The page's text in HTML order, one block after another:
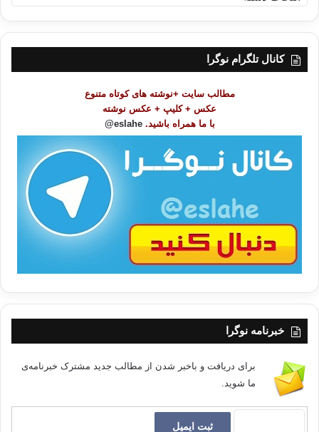
ه
ر
کانال تلگرام نوگرا
مطالب سایت +نوشته های کوتاه متنوع
عکس + کلیپ + عکس نوشته
با ما همراه باشید. eslahe@
خبرنامه نوگرا
برای دریافت و باخبر شدن از مطالب جدید مشترک خبرنامه‌ی
ما شوید.